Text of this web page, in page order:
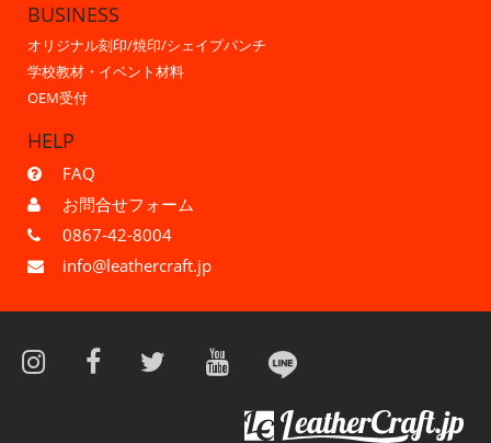
BUSINESS
オリジナル刻印/焼印/シェイプパンチ
学校教材・イベント材料
OEM受付
HELP
FAQ
お問合せフォーム
0867-42-8004
info@leathercraft.jp